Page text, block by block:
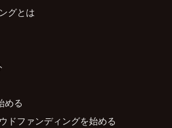
グとは
める
ドファンディングを始める